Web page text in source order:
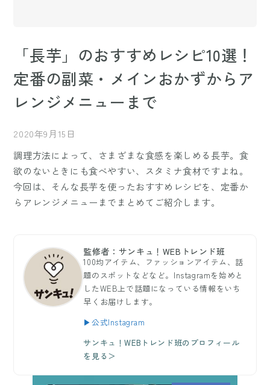
「長芋」のおすすめレシピ10選！
定番の副菜・メインおかずからア
レンジメニューまで
2020年9月15日
調理方法によって、さまざまな食感を楽しめる長芋。食
欲のないときにも食べやすい、スタミナ食材ですよね。
今回は、そんな長芋を使ったおすすめレシピを、定番か
らアレンジメニューまでまとめてご紹介します。
監修者：サンキュ！WEBトレンド班
100均アイテム、ファッションアイテム、話
題のスポットなどなど。Instagramを始めと
したWEB上で話題になっている情報をいち
早くお届けします。
▶公式Instagram
サンキュ！WEBトレンド班のプロフィール
を見る＞